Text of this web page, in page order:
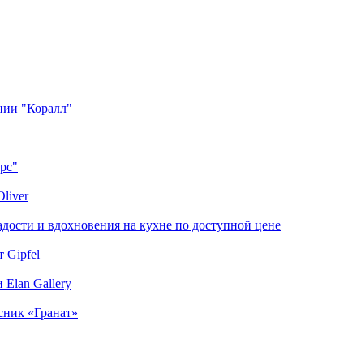
"Коралл"
и вдохновения на кухне по доступной цене
Gipfel
Elan Gallery
«Гранат»